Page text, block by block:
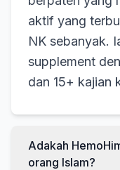
aktif yang
NK sebanyak.
supplement
dan 15+ kajian
Adakah
orang Islam?